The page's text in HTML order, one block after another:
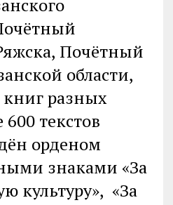
Почётный
области,
книг разных
текстов
орденом
знаками «За
культуру», «За